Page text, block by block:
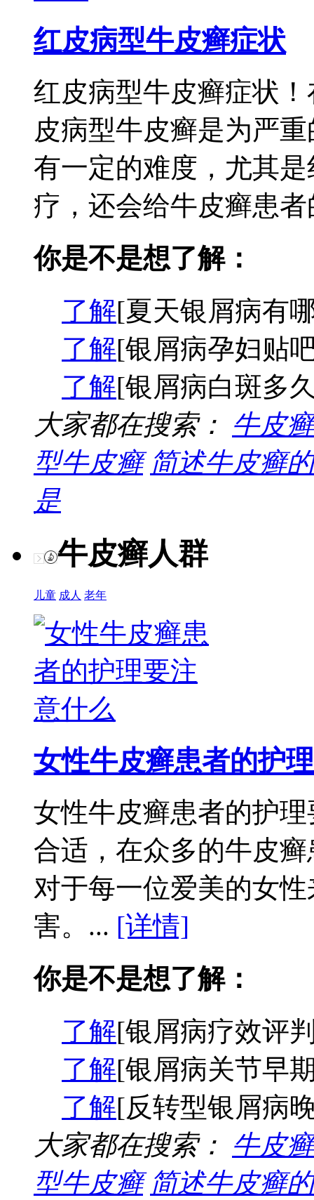
红皮病型牛皮癣症状
红皮病型牛皮癣症状
皮病型牛皮癣是为严
有一定的难度，尤其
疗，还会给牛皮癣患
你是不是想了解：
了解[夏天银屑病有
了解[银屑病孕妇贴
了解[银屑病白斑多
大家都在搜索： 牛皮
型牛皮癣 简述牛皮癣
是
牛皮癣人群
儿童 成人 老年
女性牛皮癣患者的护理
女性牛皮癣患者的护
合适，在众多的牛皮
对于每一位爱美的女
害。... [详情]
你是不是想了解：
了解[银屑病疗效评
了解[银屑病关节早
了解[反转型银屑病
大家都在搜索： 牛皮
型牛皮癣 简述牛皮癣